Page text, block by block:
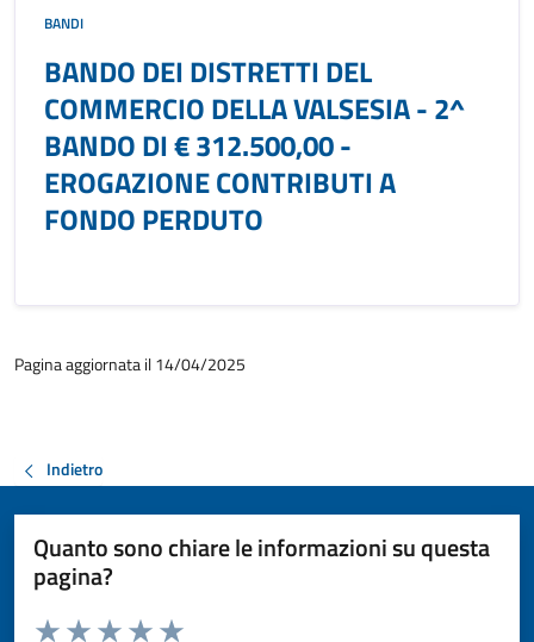
BANDI
BANDO DEI DISTRETTI DEL
COMMERCIO DELLA VALSESIA - 2^
BANDO DI € 312.500,00 -
EROGAZIONE CONTRIBUTI A
FONDO PERDUTO
Pagina aggiornata il 14/04/2025
Indietro
Quanto sono chiare le informazioni su questa
pagina?
Valuta da 1 a 5 stelle la pagina